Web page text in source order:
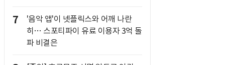
7
'음악 앱'이 넷플릭스와 어깨 나란
히… 스포티파이 유료 이용자 3억 돌
파 비결은